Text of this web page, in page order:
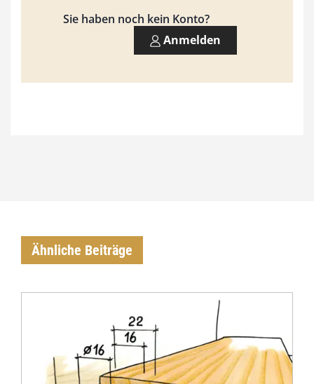
0
0
Sie haben noch kein Konto?
Anmelden
Ähnliche Beiträge